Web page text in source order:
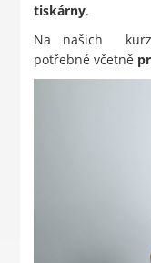
tiskárny.
Na našich
potřebné včetně